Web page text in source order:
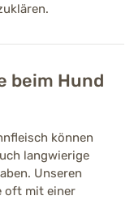
beim Hund
können
langwierige
Unseren
oft mit einer